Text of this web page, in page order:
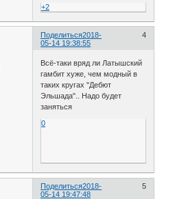
+2
Поделиться 4
2018-
05-14 19:38:55
Всё-таки вряд ли Латышский
гамбит хуже, чем модный в
таких кругах "Дебют
Эльшада".. Надо будет
заняться
0
Поделиться 5
2018-
05-14 19:47:48